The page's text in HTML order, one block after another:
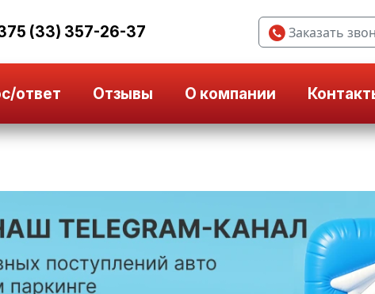
(33) 357-26-37 Заказать
ответ Отзывы О компании